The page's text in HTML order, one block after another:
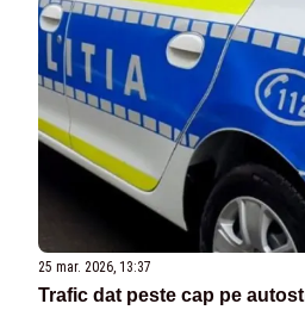
25 mar. 2026, 13:37
Trafic dat peste cap pe